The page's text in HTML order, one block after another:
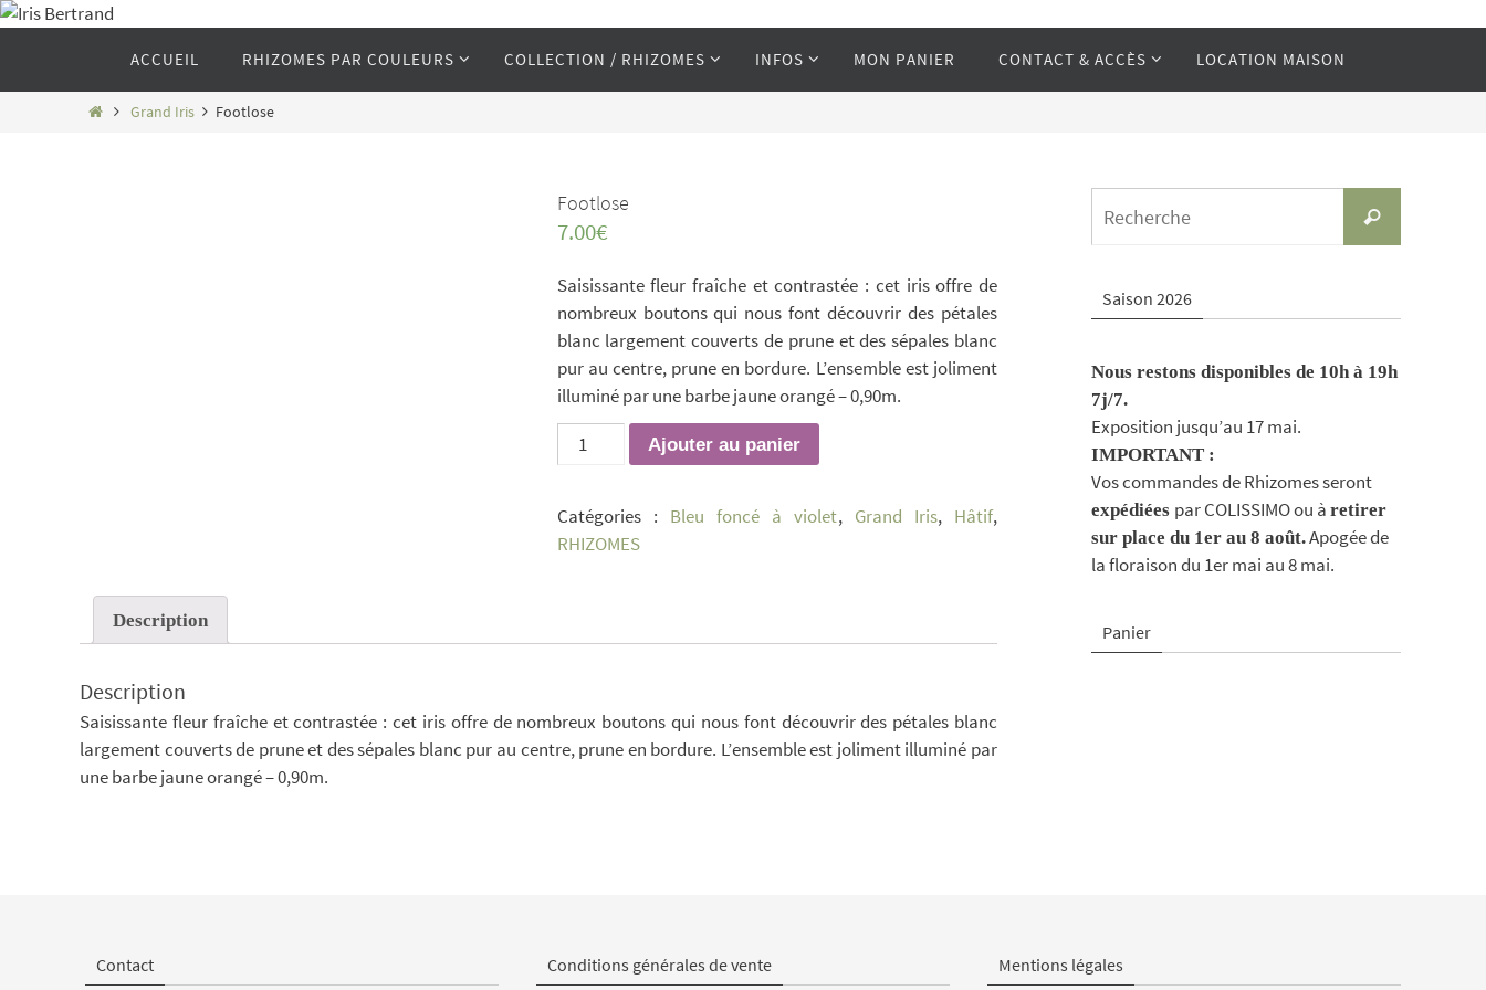
Passer
contenu
ACCUEIL RHIZOMES PAR COULEURS COLLECTION / RHIZOMES INFOS MON PANIER CONTACT & ACCÈS LOCATION MAISON
HomeGrand Iris Footlose
Footlose
7.00€
Saisissante fleur fraîche et contrastée : cet iris offre de
nombreux boutons qui nous font découvrir des pétales
blanc largement couverts de prune et des sépales blanc
pur au centre, prune en bordure. L’ensemble est joliment
illuminé par une barbe jaune orangé – 0,90m.
quantité
de
Ajouter au panier
Catégories : Bleu foncé à violet, Grand Iris, Hâtif,
RHIZOMES
Description
Description
Saisissante fleur fraîche et contrastée : cet iris offre de nombreux boutons qui nous font découvrir des pétales blanc
largement couverts de prune et des sépales blanc pur au centre, prune en bordure. L’ensemble est joliment illuminé par
une barbe jaune orangé – 0,90m.
Recherche
Saison 2026
Nous restons disponibles de 10h à 19h
7j/7.
Exposition jusqu’au 17 mai.
IMPORTANT :
Vos commandes de Rhizomes seront
expédiées par COLISSIMO ou à retirer
sur place du 1er au 8 août.Apogée de
la floraison du 1er mai au 8 mai.
Panier
Contact Conditions générales de vente Mentions légales